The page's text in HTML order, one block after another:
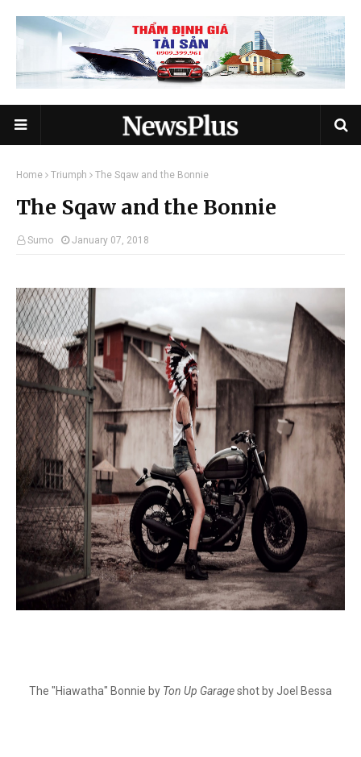
Home Triumph The Sqaw and the Bonnie
The Sqaw and the Bonnie
Sumo January 07, 2018
The "Hiawatha" Bonnie by Ton Up Garageshot by Joel Bessa